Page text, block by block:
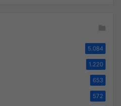
5.084
1.220
653
572